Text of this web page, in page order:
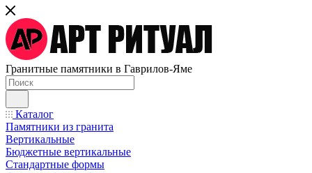
Гранитные памятники в Гаврилов-Яме
Каталог
Памятники из гранита
Вертикальные
Бюджетные вертикальные
Стандартные формы